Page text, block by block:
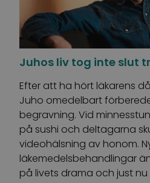
Juhos liv tog inte slut
Efter att ha hört läkarens
Juho omedelbart
begravning. Vid
på sushi och deltagarna
videohälsning av honom.
läkemedelsbehandlingar
på livets drama och just